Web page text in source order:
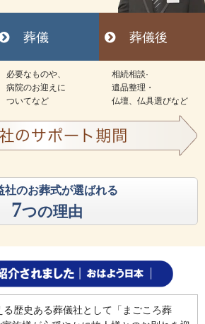
葬儀 葬儀後
必要なものや、
病院のお迎えに
ついてなど
相続相談·
遺品整理・
仏壇、仏具選びなど
社のお葬式が選ばれる
7つの理由
歴史ある葬儀社として「まごころ葬